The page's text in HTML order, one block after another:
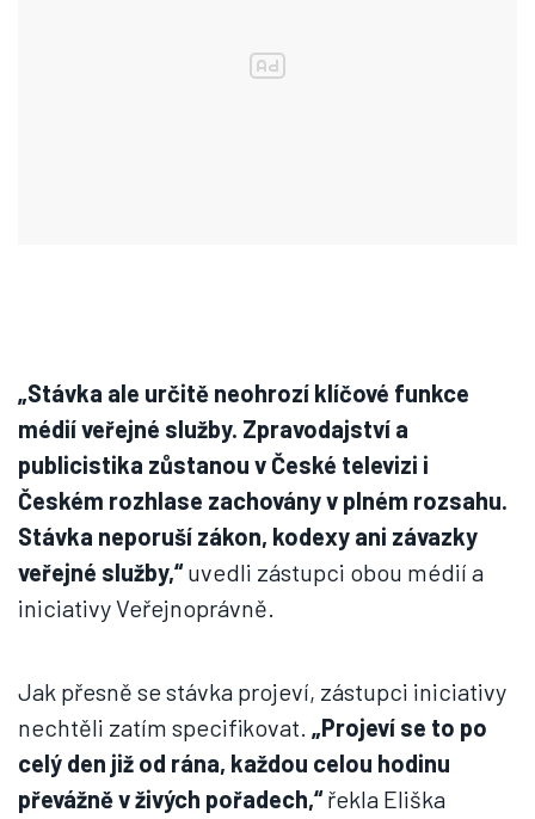
„Stávka ale určitě neohrozí klíčové funkce
médií veřejné služby. Zpravodajství a
publicistika zůstanou v České televizi i
Českém rozhlase zachovány v plném rozsahu.
Stávka neporuší zákon, kodexy ani závazky
veřejné služby,“uvedli zástupci obou médií a
iniciativy Veřejnoprávně.
Jak přesně se stávka projeví, zástupci iniciativy
nechtěli zatím specifikovat. „Projeví se to po
celý den již od rána, každou celou hodinu
převážně v živých pořadech,“řekla Eliška